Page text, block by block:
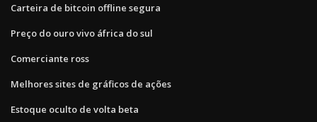
Carteira de bitcoin offline segura
Preço do ouro vivo áfrica do sul
Comerciante ross
Melhores sites de gráficos de ações
Estoque oculto de volta beta